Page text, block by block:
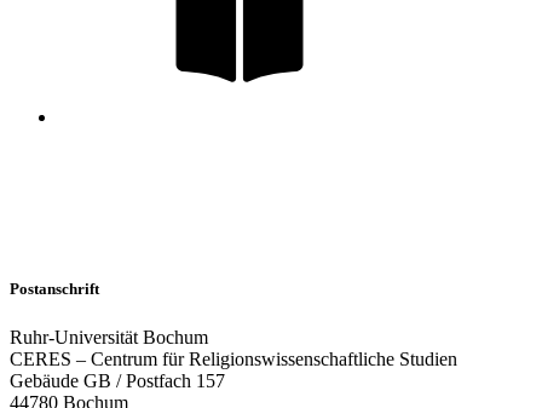
Postanschrift
Ruhr-Universität Bochum
CERES – Centrum für Religionswissenschaftliche Studien
Gebäude GB / Postfach 157
44780 Bochum